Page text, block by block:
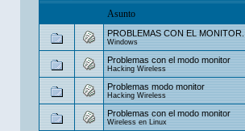
Asunto
PROBLEMAS CON EL MONITOR.
Windows
Problemas con el modo monitor
Hacking Wireless
Problemas modo monitor
Hacking Wireless
Problemas con el modo monitor
Wireless en Linux